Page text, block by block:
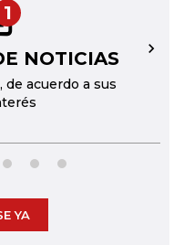
1
NOTICIAS
acuerdo a sus
→
YA